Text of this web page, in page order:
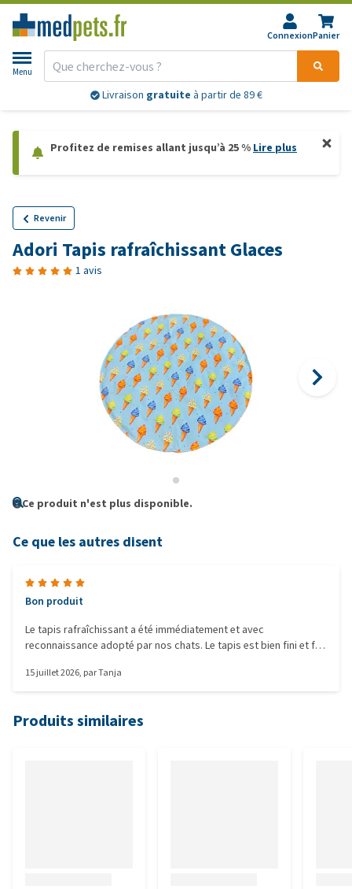
ConnexionPanier
Menu
Livraison gratuite à partir de 89 €
Profitez de remises allant jusqu’à 25 % Lire plus
Revenir
Adori Tapis rafraîchissant Glaces
1 avis
Ce produit n'est plus disponible.
Ce que les autres disent
Bon produit
Le tapis rafraîchissant a été immédiatement et avec
reconnaissance adopté par nos chats. Le tapis est bien fini et fait
15 juillet 2026, parTanja
Produits similaires